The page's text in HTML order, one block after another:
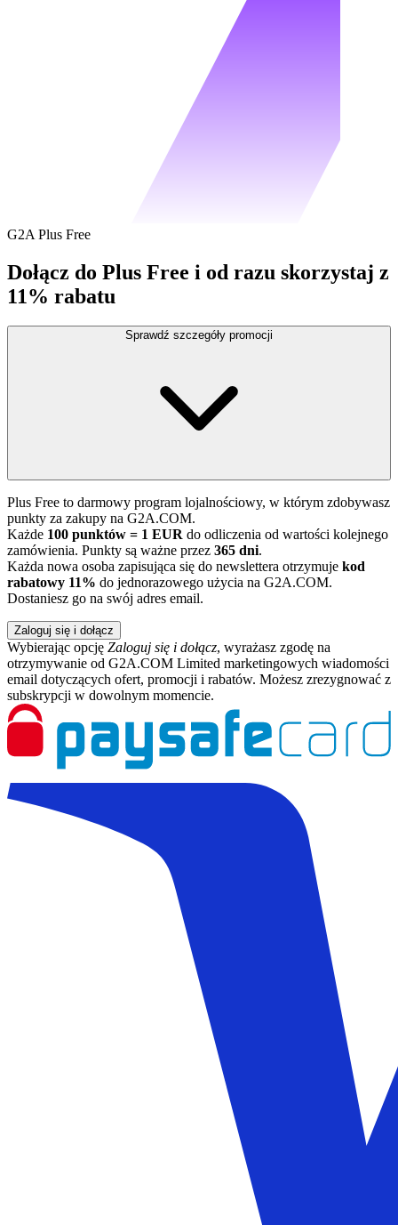
G2A Plus Free
Dołącz do Plus Free i od razu skorzystaj z
11% rabatu
Sprawdź szczegóły promocji
Plus Free to darmowy program lojalnościowy, w którym zdobywasz
punkty za zakupy na G2A.COM.
Każde 100 punktów = 1 EUR do odliczenia od wartości kolejnego
zamówienia. Punkty są ważne przez 365 dni.
Każda nowa osoba zapisująca się do newslettera otrzymuje kod
rabatowy 11% do jednorazowego użycia na G2A.COM.
Dostaniesz go na swój adres email.
Zaloguj się i dołącz
Wybierając opcję Zaloguj się i dołącz, wyrażasz zgodę na
otrzymywanie od G2A.COM Limited marketingowych wiadomości
email dotyczących ofert, promocji i rabatów. Możesz zrezygnować z
subskrypcji w dowolnym momencie.